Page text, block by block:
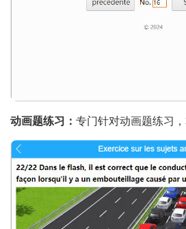
动画题练习： 专门针对动画题练习，